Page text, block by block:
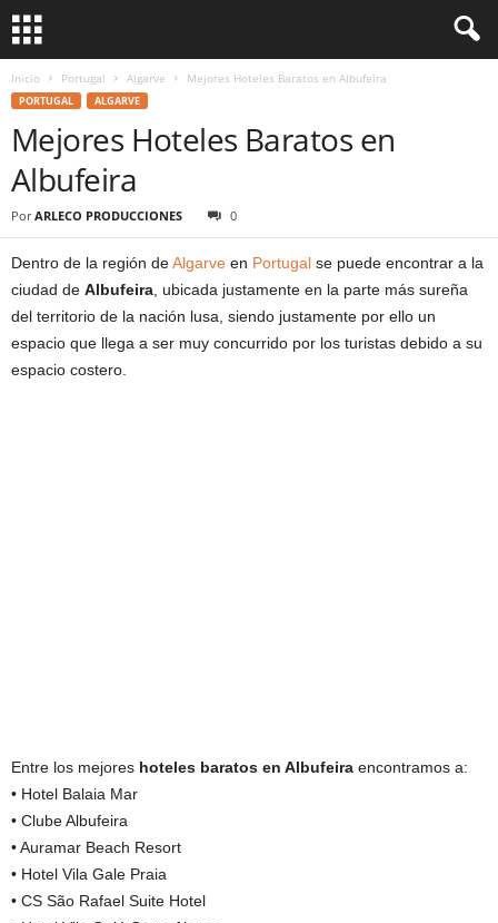
Inicio Portugal Algarve Mejores Hoteles Baratos en Albufeira
PORTUGAL ALGARVE
Mejores Hoteles Baratos en
Albufeira
Por ARLECO PRODUCCIONES 0
Dentro de la región deAlgarve en Portugal se puede encontrar a la
ciudad de Albufeira , ubicada justamente en la parte más sureña
del territorio de la nación lusa, siendo justamente por ello un
espacio que llega a ser muy concurrido por los turistas debido a su
espacio costero.
Entre los mejores hoteles baratos en Albufeira encontramos a:
• Hotel Balaia Mar
• Clube Albufeira
• Auramar Beach Resort
• Hotel Vila Gale Praia
• CS São Rafael Suite Hotel